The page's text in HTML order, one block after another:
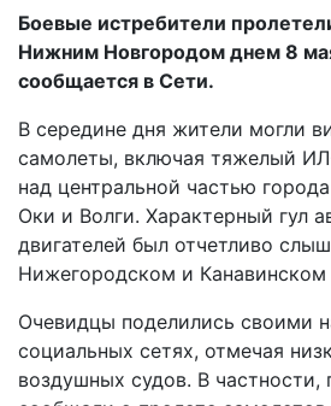
Боевые истребители
Нижним Новгородом днем 8
сообщается в Сети.
В середине дня жители могли
самолеты, включая тяжелый
над центральной частью
Оки и Волги. Характерный гул
двигателей был отчетливо
Нижегородском и Канавинском
Очевидцы поделились своими
социальных сетях, отмечая
воздушных судов. В частности,